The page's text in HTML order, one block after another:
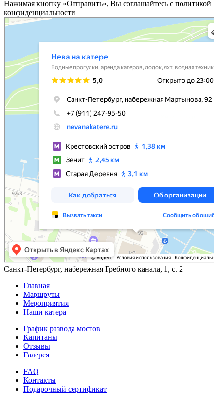
Нажимая кнопку «Отправить», Вы соглашайтесь с политикой
конфиденциальности
Нева на катере
Водные прогулки в Санкт‑Петербурге
Аренда катеров, лодок, яхт в Санкт‑Петербурге
Санкт-Петербург, набережная Гребного канала, 1, с. 2
Главная
Маршруты
Мероприятия
Наши катера
График развода мостов
Капитаны
Отзывы
Галерея
FAQ
Контакты
Подарочный сертификат